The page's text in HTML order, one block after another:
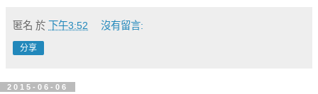
匿名 於 下午3:52 沒有留言:
分享
2015-06-06